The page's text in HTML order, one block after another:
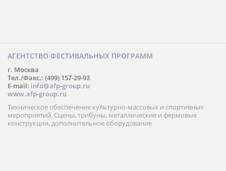
АГЕНТСТВО ФЕСТИВАЛЬНЫХ ПРОГРАММ
г. Москва
Тел./Факс.: (499) 157-29-93
E-mail: info@afp-group.ru
www.afp-group.ru
Техническое обеспечение культурно-массовых и спортивных
мероприятий. Сцены, трибуны, металлические и фермовые
конструкции, дополнительное оборудование